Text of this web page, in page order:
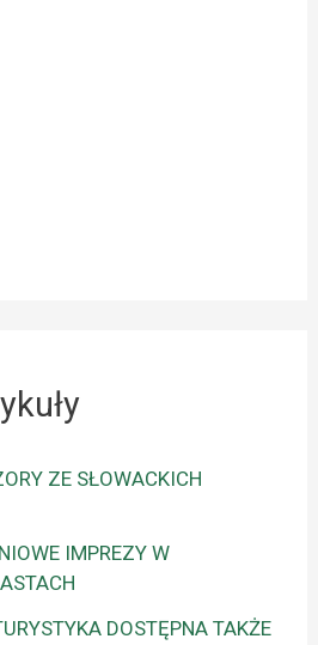
ZE SŁOWACKICH
IMPREZY W
DOSTĘPNA TAKŻE